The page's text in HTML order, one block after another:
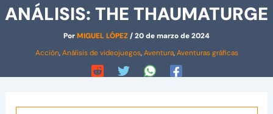
ANÁLISIS: THE THAUMATURGE
PorMIGUEL LÓPEZ/20 de marzo de 2024
Acción,Análisis de videojuegos,Aventura,Aventuras gráficas